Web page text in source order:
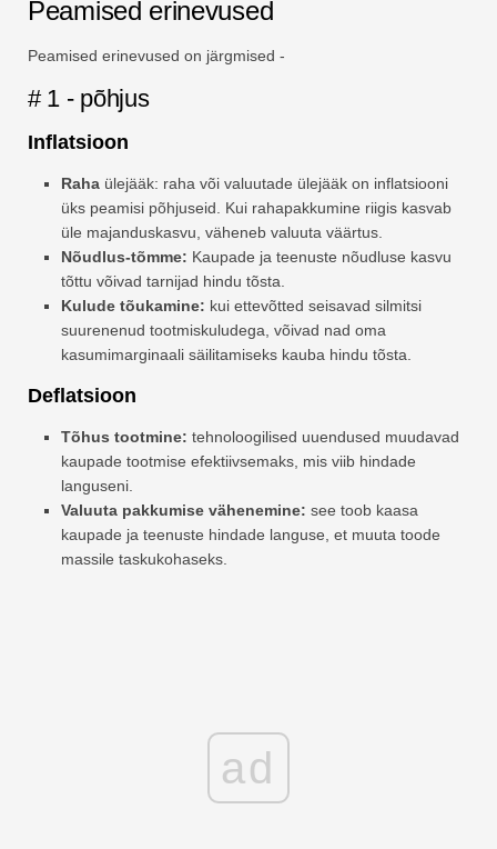
Peamised erinevused
Peamised erinevused on järgmised -
# 1 - põhjus
Inflatsioon
Raha ülejääk: raha või valuutade ülejääk on inflatsiooni
üks peamisi põhjuseid. Kui rahapakkumine riigis kasvab
üle majanduskasvu, väheneb valuuta väärtus.
Nõudlus-tõmme: Kaupade ja teenuste nõudluse kasvu
tõttu võivad tarnijad hindu tõsta.
Kulude tõukamine: kui ettevõtted seisavad silmitsi
suurenenud tootmiskuludega, võivad nad oma
kasumimarginaali säilitamiseks kauba hindu tõsta.
Deflatsioon
Tõhus tootmine: tehnoloogilised uuendused muudavad
kaupade tootmise efektiivsemaks, mis viib hindade
languseni.
Valuuta pakkumise vähenemine: see toob kaasa
kaupade ja teenuste hindade languse, et muuta toode
massile taskukohaseks.
ad